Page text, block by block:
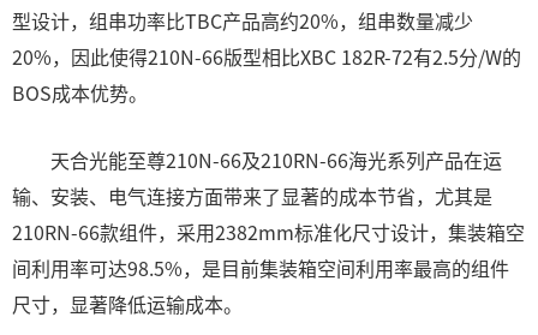
型设计，组串功率比TBC产品高约20%，组串数量减少
20%，因此使得210N-66版型相比XBC 182R-72有2.5分/W的
BOS成本优势。
天合光能至尊210N-66及210RN-66海光系列产品在运
输、安装、电气连接方面带来了显著的成本节省，尤其是
210RN-66款组件，采用2382mm标准化尺寸设计，集装箱空
间利用率可达98.5%，是目前集装箱空间利用率最高的组件
尺寸，显著降低运输成本。